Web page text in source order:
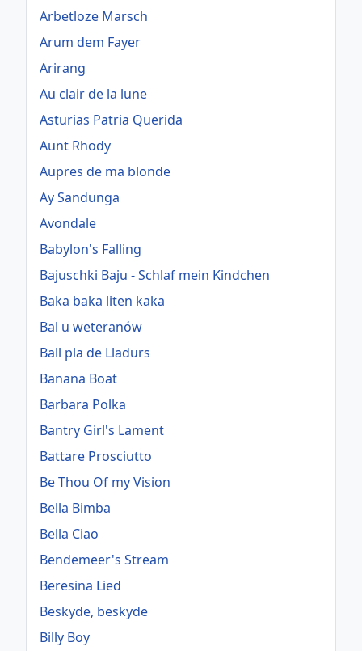
Arbetloze Marsch
Arum dem Fayer
Arirang
Au clair de la lune
Asturias Patria Querida
Aunt Rhody
Aupres de ma blonde
Ay Sandunga
Avondale
Babylon's Falling
Bajuschki Baju - Schlaf mein Kindchen
Baka baka liten kaka
Bal u weteranów
Ball pla de Lladurs
Banana Boat
Barbara Polka
Bantry Girl's Lament
Battare Prosciutto
Be Thou Of my Vision
Bella Bimba
Bella Ciao
Bendemeer's Stream
Beresina Lied
Beskyde, beskyde
Billy Boy